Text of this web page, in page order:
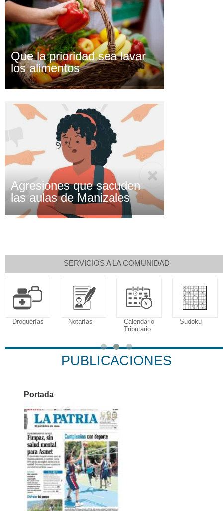
Que la prioridad sea lavar
los alimentos
Agresiones que sacuden
las aulas de Manizales
SERVICIOS A LA COMUNIDAD
Notarías
Calendario
Sudoku
PUBLICACIONES
Portada